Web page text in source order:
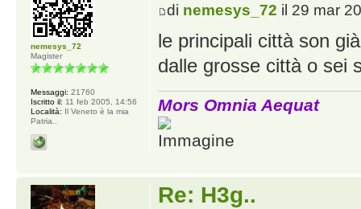
di nemesys_72 il 29 mar
le principali città son
dalle grosse città o sei
Mors Omnia Aequat
nemesys_72
Magister
Messaggi: 21760
Iscritto il: 11 feb 2005, 14:56
Località: Il Veneto è la mia
Patria..
Re: H3g..